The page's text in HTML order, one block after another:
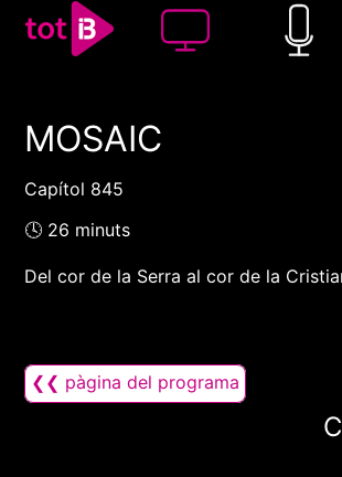
00:00
MOSAIC
Capítol 845
🕓 26 minuts
Del cor de la Serra al cor de la
❮❮ pàgina del programa